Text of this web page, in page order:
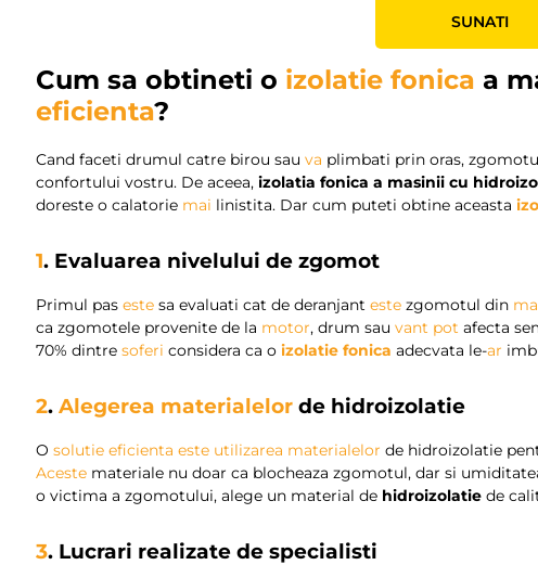
SUNATI
Cum sa obtineti o izolatie fonica a
eficienta?
Cand faceti drumul catre birou sauva plimbati prin oras,
confortului vostru. De aceea,izolatia fonica a masinii cu
doreste o calatorie mai linistita. Dar cum puteti obtine aceasta
1. Evaluarea nivelului de zgomot
Primul paseste sa evaluati cat de deranjanteste zgomotul din
ca zgomotele provenite de la motor, drum sauvant pot afecta
70% dintresoferi considera ca oizolatie fonica adecvata le-ar
2.Alegerea materialelor de hidroizolatie
Osolutie eficienta este utilizarea materialelor de hidroizolatie
Aceste materiale nu doar ca blocheaza zgomotul, dar si
o victima a zgomotului, alege un material de hidroizolatie de
3. Lucrari realizate de specialisti